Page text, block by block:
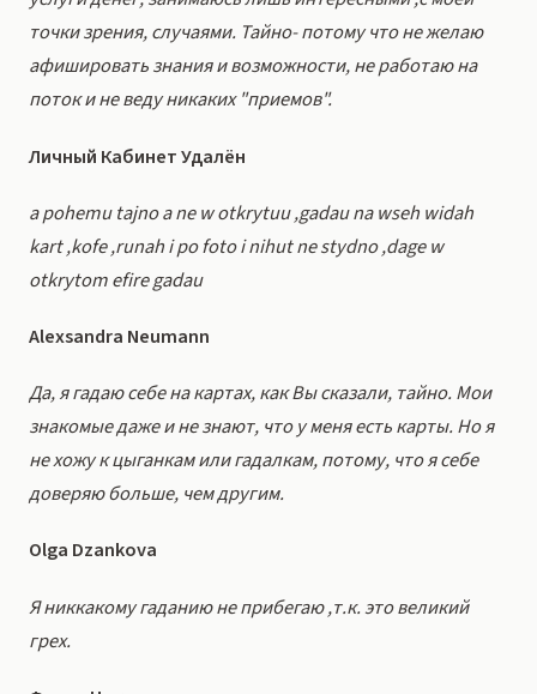
точки зрения, случаями. Тайно- потому что не желаю
афишировать знания и возможности, не работаю на
поток и не веду никаких "приемов".
Личный Кабинет Удалён
a pohemu tajno a ne w otkrytuu ,gadau na wseh widah
kart ,kofe ,runah i po foto i nihut ne stydno ,dage w
otkrytom efire gadau
Alexsandra Neumann
Да, я гадаю себе на картах, как Вы сказали, тайно. Мои
знакомые даже и не знают, что у меня есть карты. Но я
не хожу к цыганкам или гадалкам, потому, что я себе
доверяю больше, чем другим.
Olga Dzankova
Я никкакому гаданию не прибегаю ,т.к. это великий
грех.